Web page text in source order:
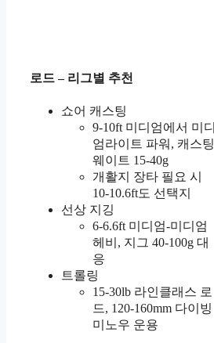
로드 – 리그별 추천
쇼어 캐스팅
9-10ft 미디엄에서 미디
엄라이트 파워, 캐스팅
웨이트 15-40g
개활지 장타 필요 시
10-10.6ft도 선택지
선상 지깅
6-6.6ft 미디엄-미디엄
헤비, 지그 40-100g 대
응
트롤링
15-30lb 라인클래스 로
드, 120-160mm 다이빙
미노우 운용